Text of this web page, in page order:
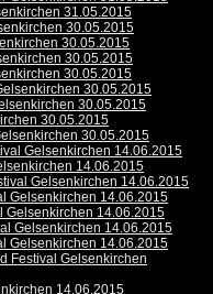
31.05.2015
30.05.2015
30.05.2015
30.05.2015
30.05.2015
30.05.2015
30.05.2015
30.05.2015
30.05.2015
Gelsenkirchen 14.06.2015
14.06.2015
Gelsenkirchen 14.06.2015
Gelsenkirchen 14.06.2015
Gelsenkirchen 14.06.2015
Gelsenkirchen 14.06.2015
Gelsenkirchen 14.06.2015
Festival Gelsenkirchen
14.06.2015